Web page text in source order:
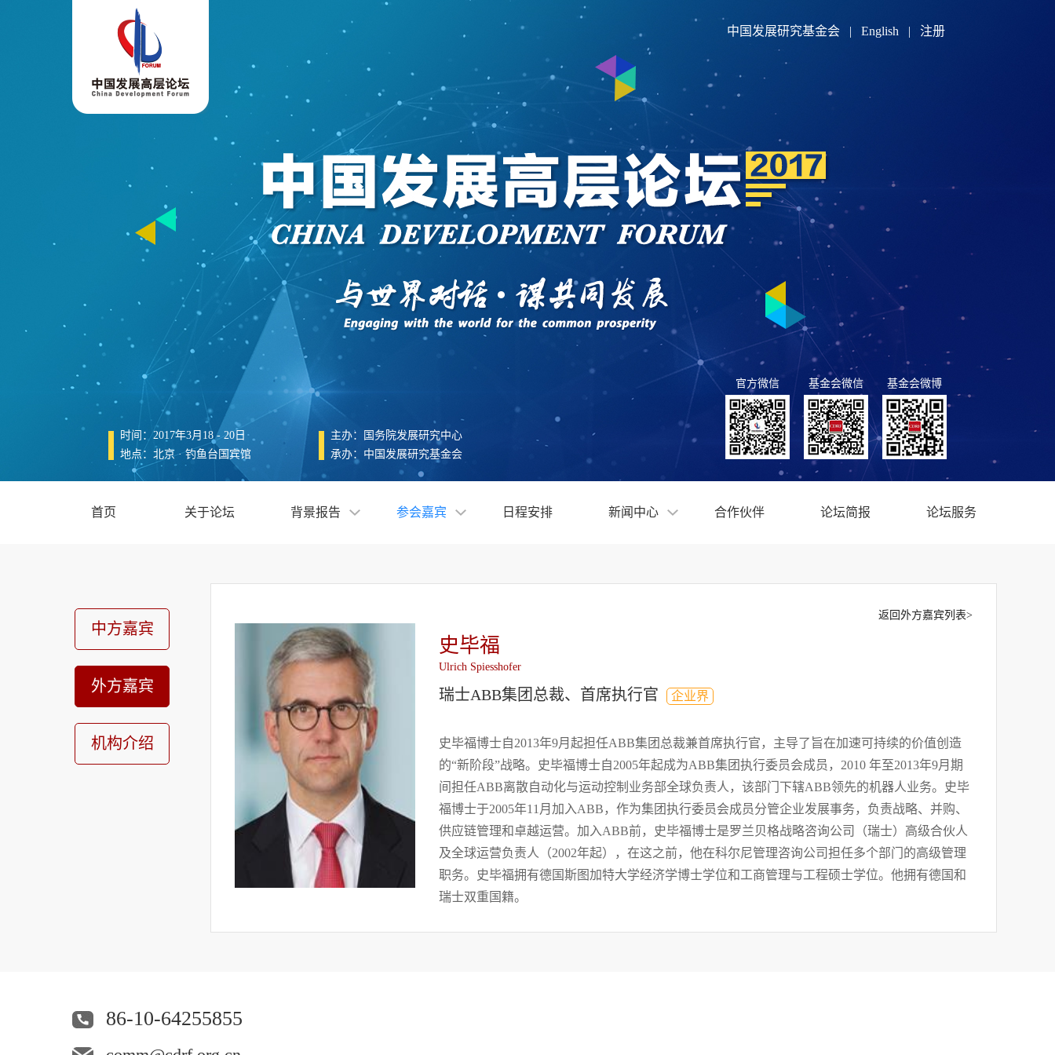
中国发展研究基金会 | English | 注册
时间：2017年3月18 - 20日
地点：北京 · 钓鱼台国宾馆
主办：国务院发展研究中心
承办：中国发展研究基金会
官方微信 基金会微信 基金会微博
首页 关于论坛 背景报告 参会嘉宾 日程安排 新闻中心 合作伙伴 论坛简报 论坛服务
中方嘉宾
外方嘉宾
机构介绍
返回外方嘉宾列表>
史毕福
Ulrich Spiesshofer
瑞士ABB集团总裁、首席执行官 企业界
史毕福博士自2013年9月起担任ABB集团总裁兼首席执行官，主导了旨在加速可持续的价值创造
的“新阶段”战略。史毕福博士自2005年起成为ABB集团执行委员会成员，2010 年至2013年9月期
间担任ABB离散自动化与运动控制业务部全球负责人，该部门下辖ABB领先的机器人业务。史毕
福博士于2005年11月加入ABB，作为集团执行委员会成员分管企业发展事务，负责战略、并购、
供应链管理和卓越运营。加入ABB前，史毕福博士是罗兰贝格战略咨询公司（瑞士）高级合伙人
及全球运营负责人（2002年起），在这之前，他在科尔尼管理咨询公司担任多个部门的高级管理
职务。史毕福拥有德国斯图加特大学经济学博士学位和工商管理与工程硕士学位。他拥有德国和
瑞士双重国籍。
86-10-64255855